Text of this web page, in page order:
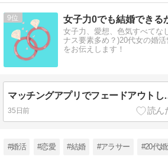
9 女子力0でも結婚できる
女子力、愛想、色気すべてな
ナス要素多め？)20代女の婚
をお伝えします！
マッチン
35日前
#婚活 #恋愛 #結婚 #アラサー #20代